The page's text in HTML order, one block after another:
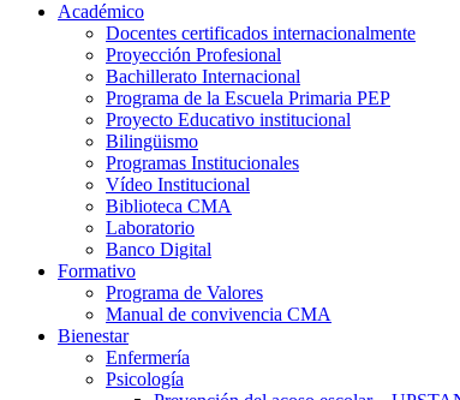
Académico
Docentes certificados internacionalmente
Proyección Profesional
Bachillerato Internacional
Programa de la Escuela Primaria PEP
Proyecto Educativo institucional
Bilingüismo
Programas Institucionales
Vídeo Institucional
Biblioteca CMA
Laboratorio
Banco Digital
Formativo
Programa de Valores
Manual de convivencia CMA
Bienestar
Enfermería
Psicología